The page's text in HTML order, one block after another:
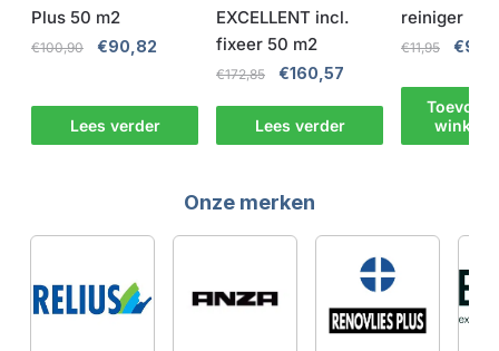
Plus 50 m2
€100,90 €90,82
Lees verder
EXCELLENT incl.
fixeer 50 m2
€172,85 €160,57
Lees verder
reiniger
€11,95 €
Onze merken